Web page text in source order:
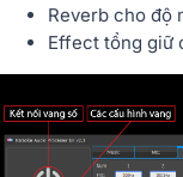
Reverb cho độ
Effect tổng giữ